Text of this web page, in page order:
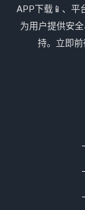
APP下载📱、平
为用户提供安
持。立即